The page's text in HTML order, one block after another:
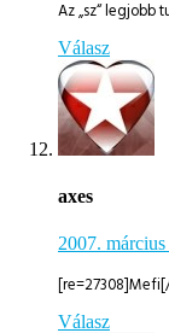
Az „sz“ legjobb
Válasz
axes
2007. március
Válasz